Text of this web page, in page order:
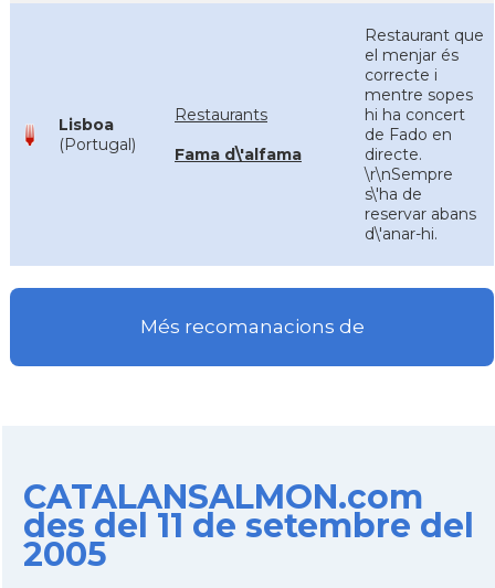
Lisboa
(Portugal)
Restaurants
Fama d\'alfama
Restaurant que
el menjar és
correcte i
mentre sopes
hi ha concert
de Fado en
directe.
\r\nSempre
s\'ha de
reservar abans
d\'anar-hi.
Més recomanacions de
CATALANSALMON.com
des del 11 de setembre del
2005